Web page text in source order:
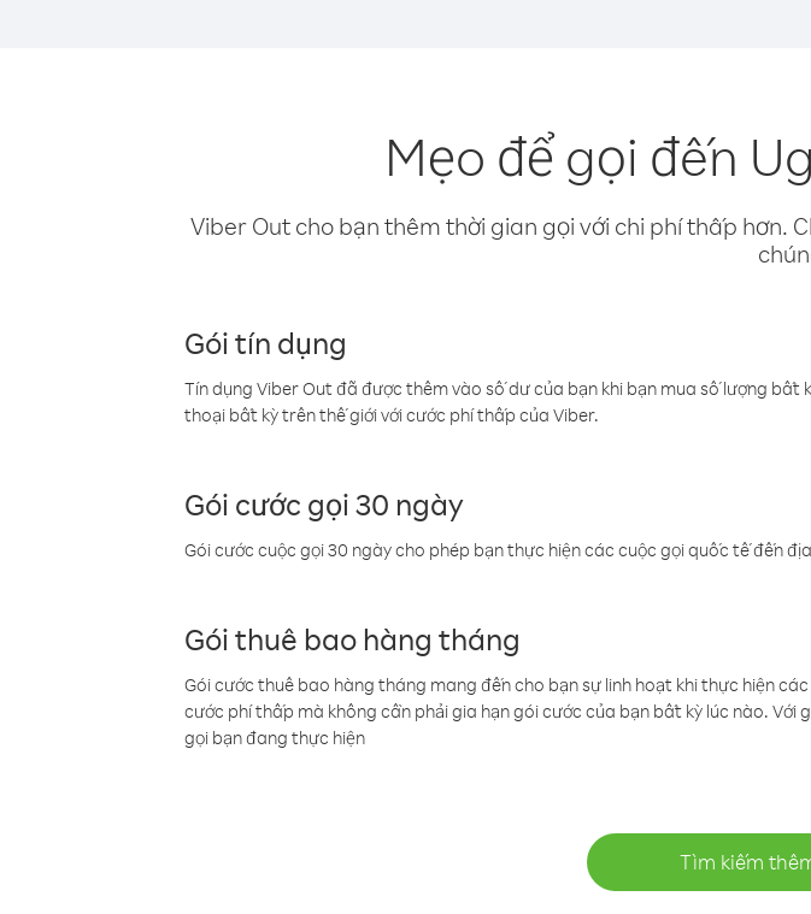
Mẹo để gọi đến
Viber Out cho bạn thêm thời gian gọi với chi phí thấp hơn.
Gói tín dụng
Tín dụng Viber Out đã được thêm vào số dư của bạn khi bạn mua số lượng bất
thoại bất kỳ trên thế giới với cước phí thấp của Viber.
Gói cước gọi 30 ngày
Gói cước cuộc gọi 30 ngày cho phép bạn thực hiện các cuộc gọi quốc tế đến
Gói thuê bao hàng tháng
Gói cước thuê bao hàng tháng mang đến cho bạn sự linh hoạt khi thực hiện
cước phí thấp mà không cần phải gia hạn gói cước của bạn bất kỳ lúc nào.
gọi bạn đang thực hiện
Tìm kiếm